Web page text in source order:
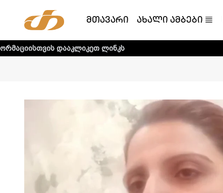
მთავარი ახალი ამბები
ლინკს